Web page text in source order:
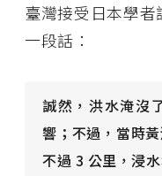
臺灣接受日本學
一段話：
誠然，洪水淹沒
響；不過，當時
不過 3 公里，浸